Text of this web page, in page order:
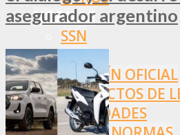
NORMAS
SSN
SRT
BOLETÍN OFICIAL
PROYECTOS DE
SOCIEDADES
asegurador argentino